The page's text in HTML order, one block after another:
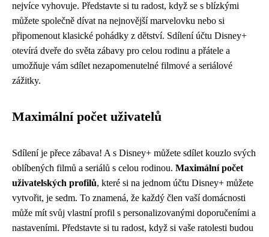
nejvíce vyhovuje. Představte si tu radost, když se s blízkými
můžete společně dívat na nejnovější marvelovku nebo si
připomenout klasické pohádky z dětství. Sdílení účtu Disney+
otevírá dveře do světa zábavy pro celou rodinu a přátele a
umožňuje vám sdílet nezapomenutelné filmové a seriálové
zážitky.
Maximální počet uživatelů
Sdílení je přece zábava! A s Disney+ můžete sdílet kouzlo svých
oblíbených filmů a seriálů s celou rodinou. Maximální počet
uživatelských profilů, které si na jednom účtu Disney+ můžete
vytvořit, je sedm. To znamená, že každý člen vaší domácnosti
může mít svůj vlastní profil s personalizovanými doporučeními a
nastaveními. Představte si tu radost, když si vaše ratolesti budou